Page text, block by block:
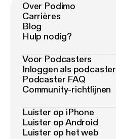
Over Podimo
Carrières
Blog
Hulp nodig?
Voor Podcasters
Inloggen als podcaster
Podcaster FAQ
Community-richtlijnen
Luister op iPhone
Luister op Android
Luister op het web